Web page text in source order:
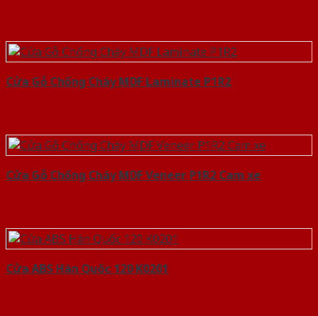
Cửa Gỗ Chống Cháy MDF Laminate P1R2
Cửa Gỗ Chống Cháy MDF Veneer P1R2 Cam xe
Cửa ABS Hàn Quốc 120 K0201